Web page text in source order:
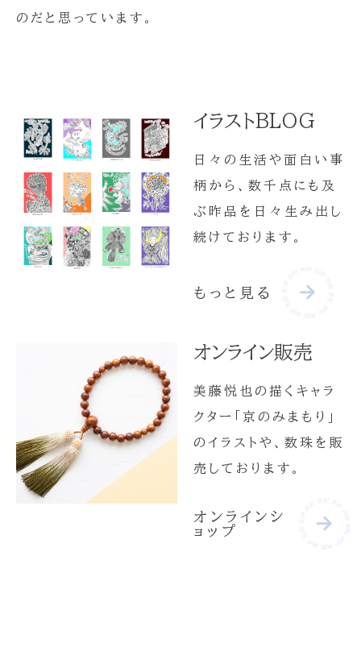
のだと思っています。
イラストBLOG
日々の生活や面白い事
柄から、数千点にも及
ぶ昨品を日々生み出し
続けております。
もっと見る
オンライン販売
美藤悦也の描くキャラ
クター「京のみまもり」
のイラストや、数珠を販
売しております。
オンラインシ
ョップ